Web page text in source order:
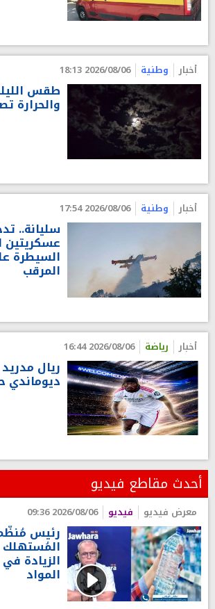
أخبار وطنية 2026/08/06 18:13
طقس
والحرارة تصل
أخبار وطنية 2026/08/06 17:54
سليانة..
السيطرة
المرقب
أخبار رياضة 2026/08/06 16:44
ريال
ديوماندي حتى
أحدث مقاطع فيديو
معرض فيديو فيديو 2026/08/06 09:36
رئيس
الزيادة
المواد